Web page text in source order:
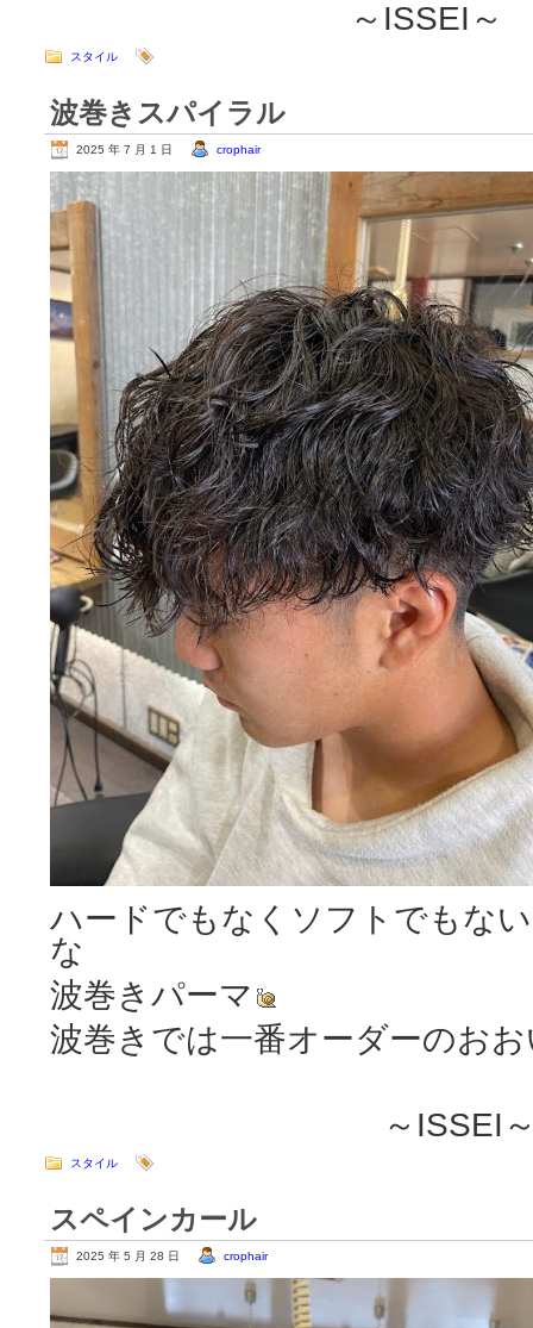
～ISSEI～
スタイル
波巻きスパイラル
2025 年 7 月 1 日 crophair
ハードでもなくソフトでもな
な
波巻きパーマ
波巻きでは一番オーダーのお
～ISSEI
スタイル
スペインカール
2025 年 5 月 28 日 crophair